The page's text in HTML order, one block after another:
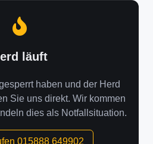
läuft
haben und der Herd
Sie uns direkt. Wir kommen
dies als Notfallsituation.
015888 649902